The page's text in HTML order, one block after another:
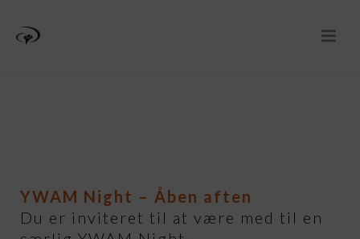
YWAM Night – Åben aften
Du er inviteret til at være med til en